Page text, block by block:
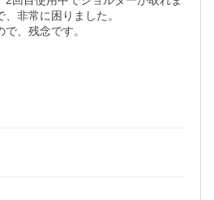
非常に困りました。
、残念です。